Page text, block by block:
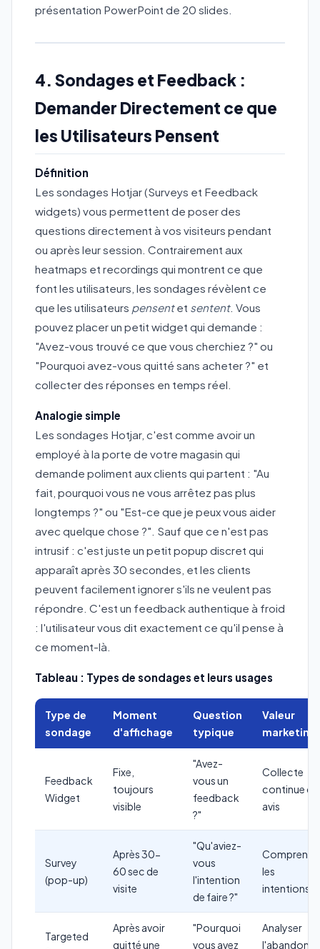
présentation PowerPoint de 20 slides.
4. Sondages et Feedback :
Demander Directement ce que
les Utilisateurs Pensent
Définition
Les sondages Hotjar (Surveys et Feedback
widgets) vous permettent de poser des
questions directement à vos visiteurs pendant
ou après leur session. Contrairement aux
heatmaps et recordings qui montrent ce que
font les utilisateurs, les sondages révèlent ce
que les utilisateurs pensentet sentent. Vous
pouvez placer un petit widget qui demande :
"Avez-vous trouvé ce que vous cherchiez ?" ou
"Pourquoi avez-vous quitté sans acheter ?" et
collecter des réponses en temps réel.
Analogie simple
Les sondages Hotjar, c'est comme avoir un
employé à la porte de votre magasin qui
demande poliment aux clients qui partent : "Au
fait, pourquoi vous ne vous arrêtez pas plus
longtemps ?" ou "Est-ce que je peux vous aider
avec quelque chose ?". Sauf que ce n'est pas
intrusif : c'est juste un petit popup discret qui
apparaît après 30 secondes, et les clients
peuvent facilement ignorer s'ils ne veulent pas
répondre. C'est un feedback authentique à froid
: l'utilisateur vous dit exactement ce qu'il pense à
ce moment-là.
Tableau : Types de sondages et leurs usages
Type de
sondage
Moment
d'affichage
Question
typique
Valeur
marketing
Feedback
Widget
Fixe,
toujours
visible
"Avez-
vous un
feedback
?"
Collecte
continue
avis
Survey
(pop-up)
Après 30-
60 sec de
visite
"Qu'aviez-
vous
l'intention
de faire ?"
les
intentions
Targeted
Après avoir
quitté une
"Pourquoi
vous avez
Analyser
l'abandon